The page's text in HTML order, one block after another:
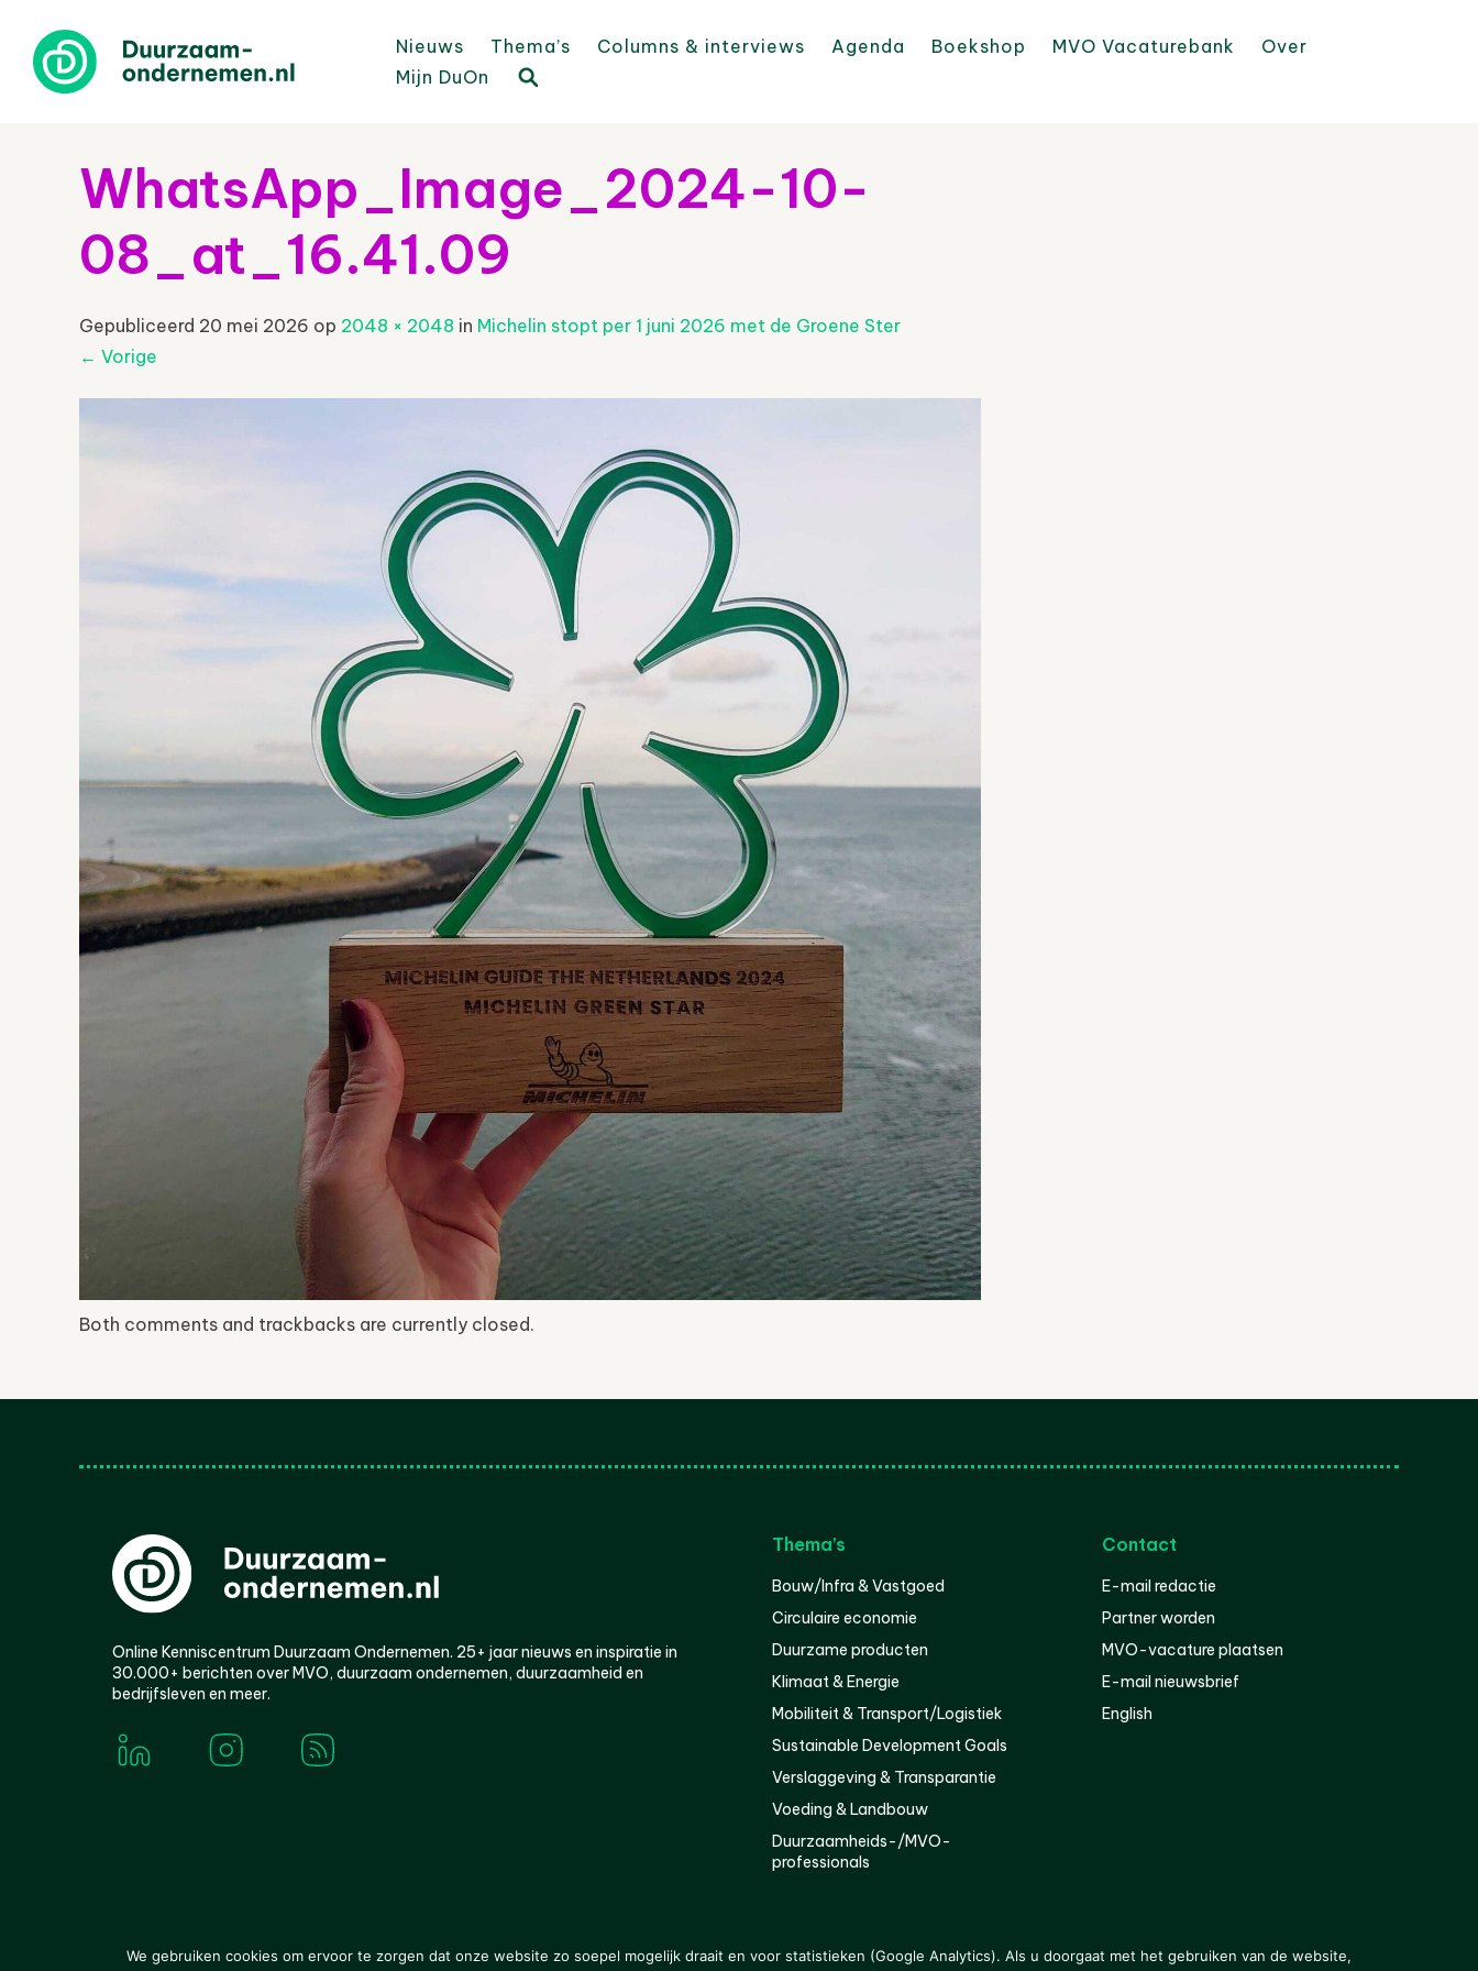
Nieuws Thema’s Columns & interviews Agenda Boekshop MVO Vacaturebank
Over
Mijn DuOn
WhatsApp_Image_2024-10-
08_at_16.41.09
Gepubliceerd 20 mei 2026 op 2048 × 2048 in Michelin stopt per 1 juni 2026 met de Groene Ster
← Vorige
Both comments and trackbacks are currently closed.
Online Kenniscentrum Duurzaam Ondernemen. 25+ jaar nieuws en inspiratie in
30.000+ berichten over MVO, duurzaam ondernemen, duurzaamheid en
bedrijfsleven en meer.
Thema’s
Bouw/Infra & Vastgoed
Circulaire economie
Duurzame producten
Klimaat & Energie
Mobiliteit & Transport/Logistiek
Sustainable Development Goals
Verslaggeving & Transparantie
Voeding & Landbouw
Duurzaamheids-/MVO-
professionals
Contact
E-mail redactie
Partner worden
MVO-vacature plaatsen
E-mail nieuwsbrief
English
© 2000-2026 Van der Molen EIS Colofon Disclaimer Privacy
We gebruiken cookies om ervoor te zorgen dat onze website zo soepel mogelijk draait en voor statistieken (Google Analytics). Als u doorgaat met het gebruiken van de website,